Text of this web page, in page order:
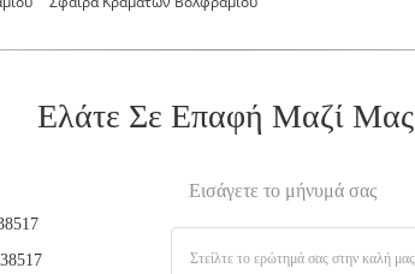
Ελάτε Σε Επαφή Μαζί Μας
Εισάγετε το μήνυμά σας